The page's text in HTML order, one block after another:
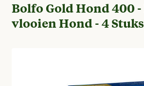
Bolfo Gold Hond 400
vlooien Hond - 4